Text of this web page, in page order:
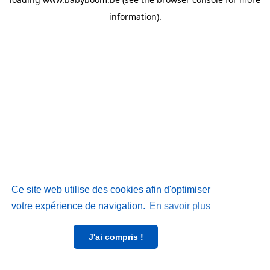
Ce site web utilise des cookies afin d'optimiser
votre expérience de navigation. En savoir plus
J'ai compris !
information).